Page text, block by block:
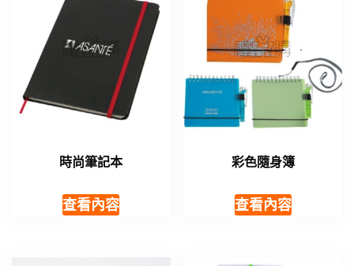
時尚筆記本
查看內容
彩色隨身簿
查看內容